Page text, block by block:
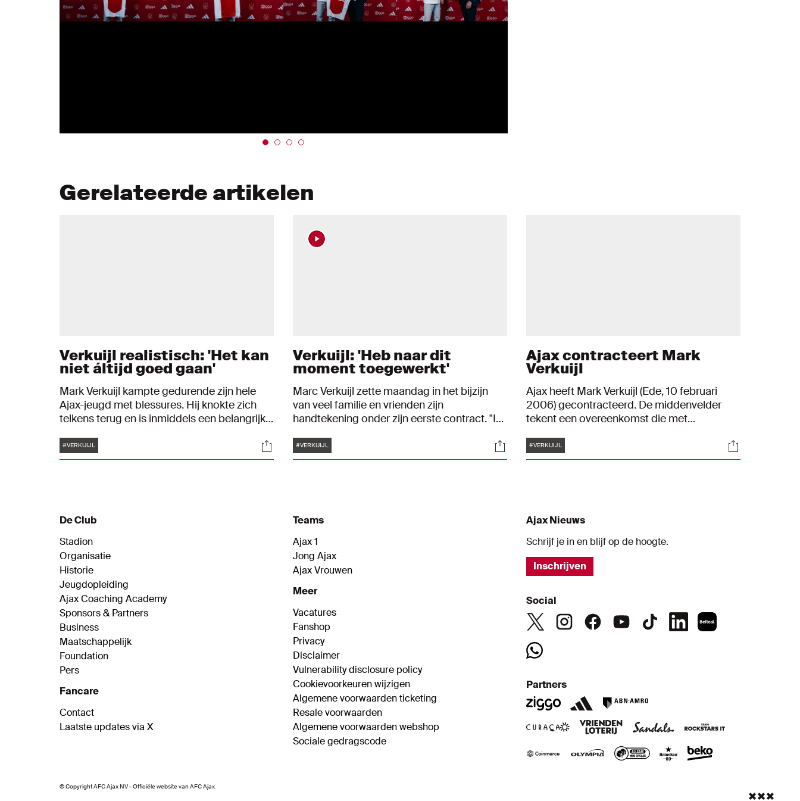
Gerelateerde artikelen
Verkuijl realistisch: 'Het kan
niet áltijd goed gaan'
Mark Verkuijl kampte gedurende zijn hele
Ajax-jeugd met blessures. Hij knokte zich
telkens terug en is inmiddels een belangrijke
"Positief zijn en blijven lachen, dat vind ik
belangrijk."
Tags
#VERKUIJL Socials
Verkuijl: 'Heb naar dit
moment toegewerkt'
Marc Verkuijl zette maandag in het bijzijn
van veel familie en vrienden zijn
handtekening onder zijn eerste contract. "Ik
toegewerkt", vertelde de verdedigende
middenvelder. "Het is een heel mooie dag
Tags
#VERKUIJL Socials
Ajax contracteert Mark
Verkuijl
Ajax heeft Mark Verkuijl (Ede, 10 februari
2006) gecontracteerd. De middenvelder
tekent een overeenkomst die met
tot en met 30 juni 2025. Het betreft het
eerste contract voor de zeventienjarige
Tags
#VERKUIJL Socials
De Club
Stadion
Organisatie
Historie
Jeugdopleiding
Ajax Coaching Academy
Sponsors & Partners
Business
Maatschappelijk
Foundation
Pers
Fancare
Contact
Laatste updates via X
Teams
Ajax 1
Jong Ajax
Ajax Vrouwen
Meer
Vacatures
Fanshop
Privacy
Disclaimer
Vulnerability disclosure policy
Cookievoorkeuren wijzigen
Algemene voorwaarden ticketing
Resale voorwaarden
Algemene voorwaarden webshop
Sociale gedragscode
Ajax Nieuws
Schrijf je in en blijf op de hoogte.
Inschrijven
Social
Partners
© Copyright AFC Ajax NV - Officiële website van AFC Ajax